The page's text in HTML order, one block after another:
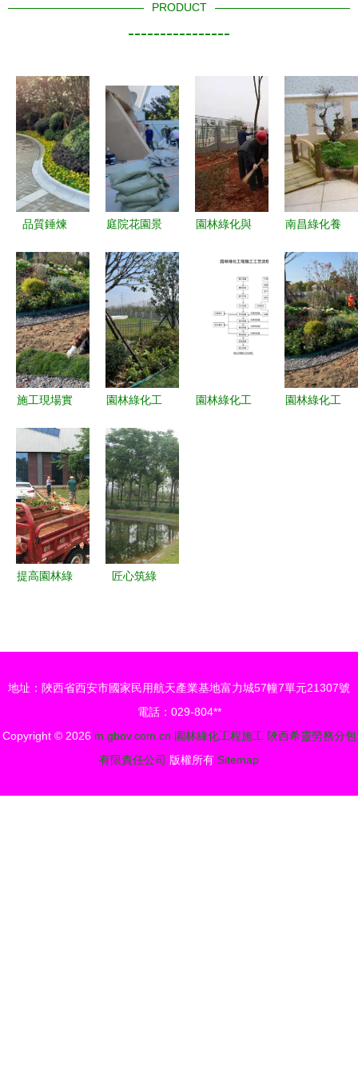
PRODUCT
----------------
品質錘煉
園林綠化與
體育設施工
程進度紀實
（2016.4）
庭院花園景
育場地與園
林綠化的融
合之美
園林綠化與
技術匯總
南昌綠化養
格行情全解
析 聚焦景
致與園林施
工養護
施工現場實
林綠化工程
的魅力
園林綠化工
現場實拍看
生態美學的
誕生
園林綠化工
園林綠化工
提高園林綠
工程施工的
匠心筑綠
場地設施優
質工程巡禮
地址：陜西省西安市國家民用航天產業基地富力城57幢7單元21307號
電話：029-804**
Copyright © 2026 m.gbov.com.cn 園林綠化工程施工 陜西希靈勞務分包
有限責任公司 版權所有 Sitemap